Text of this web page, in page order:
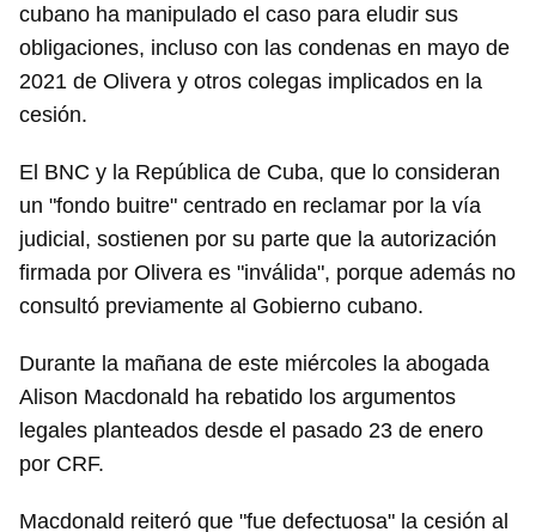
cubano ha manipulado el caso para eludir sus
obligaciones, incluso con las condenas en mayo de
2021 de Olivera y otros colegas implicados en la
cesión.
El BNC y la República de Cuba, que lo consideran
un "fondo buitre" centrado en reclamar por la vía
judicial, sostienen por su parte que la autorización
firmada por Olivera es "inválida", porque además no
consultó previamente al Gobierno cubano.
Durante la mañana de este miércoles la abogada
Alison Macdonald ha rebatido los argumentos
legales planteados desde el pasado 23 de enero
por CRF.
Macdonald reiteró que "fue defectuosa" la cesión al